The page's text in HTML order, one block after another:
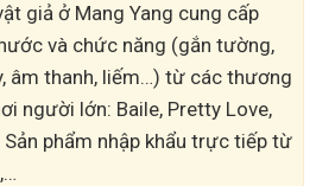
giả ở Mang Yang cung cấp
và chức năng (gắn tường,
âm thanh, liếm…) từ các thương
người lớn: Baile, Pretty Love,
Sản phẩm nhập khẩu trực tiếp từ